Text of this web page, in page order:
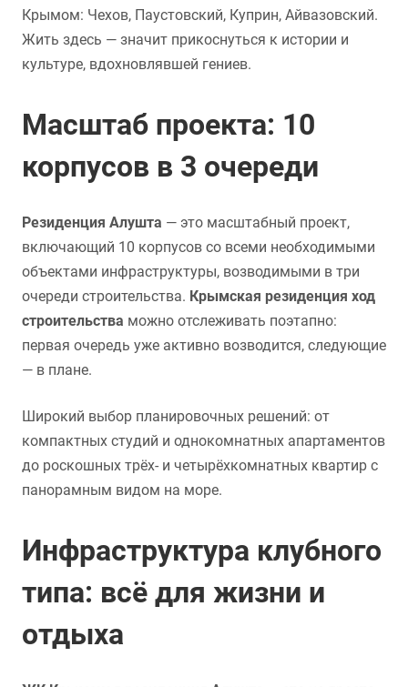
Крымом: Чехов, Паустовский, Куприн, Айвазовский.
Жить здесь — значит прикоснуться к истории и
культуре, вдохновлявшей гениев.
Масштаб проекта: 10
корпусов в 3 очереди
Резиденция Алушта — это масштабный проект,
включающий 10 корпусов со всеми необходимыми
объектами инфраструктуры, возводимыми в три
очереди строительства. Крымская резиденция ход
строительства можно отслеживать поэтапно:
первая очередь уже активно возводится, следующие
— в плане.
Широкий выбор планировочных решений: от
компактных студий и однокомнатных апартаментов
до роскошных трёх- и четырёхкомнатных квартир с
панорамным видом на море.
Инфраструктура клубного
типа: всё для жизни и
отдыха